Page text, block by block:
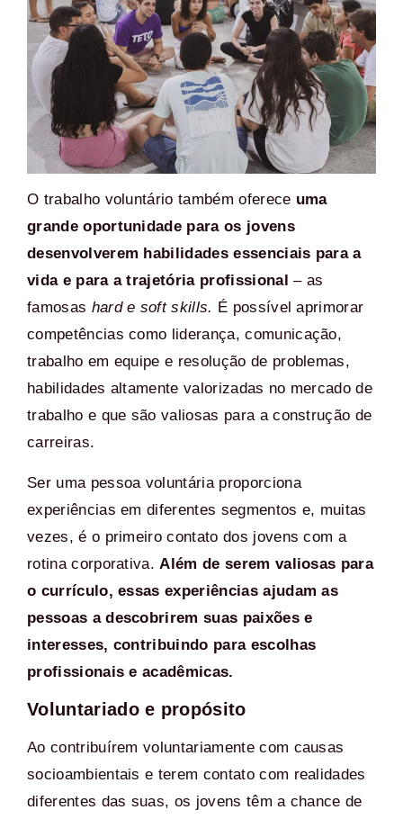
O trabalho voluntário também oferece uma
grande oportunidade para os jovens
desenvolverem habilidades essenciais para a
vida e para a trajetória profissional– as
famosas hard e soft skills. É possível aprimorar
competências como liderança, comunicação,
trabalho em equipe e resolução de problemas,
habilidades altamente valorizadas no mercado de
trabalho e que são valiosas para a construção de
carreiras.
Ser uma pessoa voluntária proporciona
experiências em diferentes segmentos e, muitas
vezes, é o primeiro contato dos jovens com a
rotina corporativa. Além de serem valiosas para
o currículo, essas experiências ajudam as
pessoas a descobrirem suas paixões e
interesses, contribuindo para escolhas
profissionais e acadêmicas.
Voluntariado e propósito
Ao contribuírem voluntariamente com causas
socioambientais e terem contato com realidades
diferentes das suas, os jovens têm a chance de